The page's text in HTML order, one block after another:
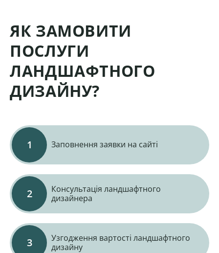
ЯК ЗАМОВИТИ
ПОСЛУГИ
ЛАНДШАФТНОГО
ДИЗАЙНУ?
Заповнення заявки на сайті
Консультація ландшафтного
дизайнера
Узгодження вартості ландшафтного
дизайну